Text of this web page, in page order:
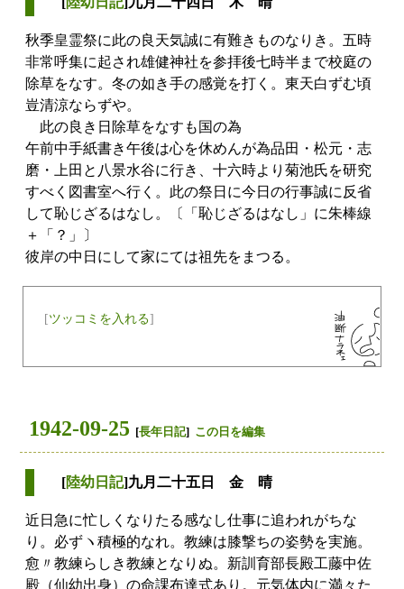
秋季皇霊祭に此の良天気誠に有難きものなりき。五時
非常呼集に起され雄健神社を参拝後七時半まで校庭の
除草をなす。冬の如き手の感覚を打く。東天白ずむ頃
豈清涼ならずや。
此の良き日除草をなすも国の為
午前中手紙書き午後は心を休めんが為品田・松元・志
磨・上田と八景水谷に行き、十六時より菊池氏を研究
すべく図書室へ行く。此の祭日に今日の行事誠に反省
して恥じざるはなし。〔「恥じざるはなし」に朱棒線
＋「？」〕
彼岸の中日にして家にては祖先をまつる。
[ツッコミを入れる]
1942-09-25 [長年日記] この日を編集
[陸幼日記]九月二十五日 金 晴
近日急に忙しくなりたる感なし仕事に追われがちな
り。必ずヽ積極的なれ。教練は膝撃ちの姿勢を実施。
愈〃教練らしき教練となりぬ。新訓育部長殿工藤中佐
殿（仙幼出身）の命課布達式あり。元気体内に満々た